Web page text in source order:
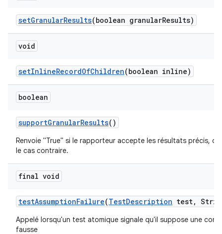
setGranularResults(boolean granularResults)
void
setInlineRecordOfChildren(boolean inline)
boolean
supportGranularResults()
Renvoie "True" si le rapporteur accepte les résultats précis, ou
le cas contraire.
final void
testAssumptionFailure(TestDescription test,
Appelé lorsqu'un test atomique signale qu'il suppose une
fausse